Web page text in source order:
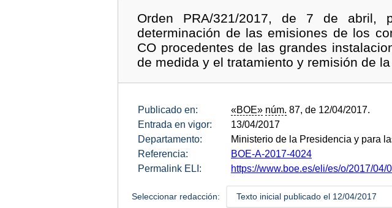
Orden PRA/321/2017, de 7 de abril,
determinación de las emisiones de los
CO procedentes de las grandes
de medida y el tratamiento y remisión de
Publicado en: «BOE» núm. 87, de 12/04/2017.
Entrada en vigor:
13/04/2017
Departamento:
Ministerio de la Presidencia y para
Referencia:
BOE-A-2017-4024
Permalink ELI:
https://www.boe.es/eli/es/o/2017/04/
Seleccionar redacción: Texto inicial publicado el 12/04/2017